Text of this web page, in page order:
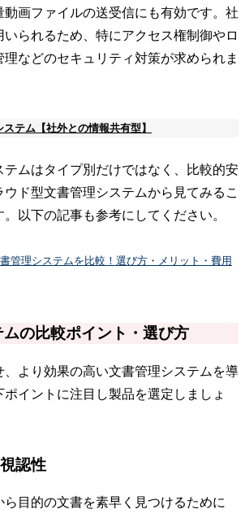
画ファイルの送受信にも有効です。社
られるため、特にアクセス権制御やロ
などのセキュリティ対策が求められま
テム【社外との情報共有型】
テムはタイプ別だけではなく、比較的安
ド型文書管理システムから見てみるこ
以下の記事も参考にしてください。
管理システムを比較！選び方・メリット・費用
の比較ポイント・選び方
、より効果の高い文書管理システムを導
ポイントに注目し製品を選定しましょ
認性
目的の文書を素早く見つけるために